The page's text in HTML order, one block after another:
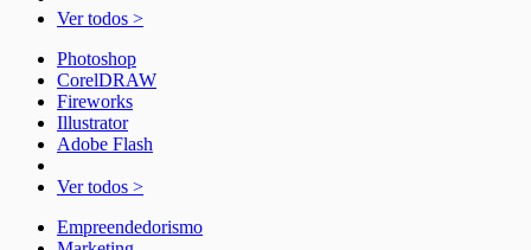
Ver todos >
Photoshop
CorelDRAW
Fireworks
Illustrator
Adobe Flash
Ver todos >
Empreendedorismo